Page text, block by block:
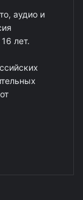
аудио и
лет.